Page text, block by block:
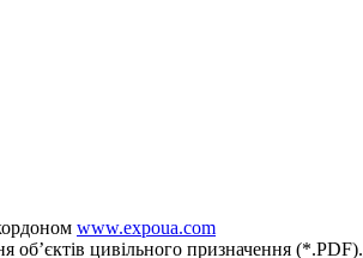
www.expoua.com
цивільного призначення (*.PDF).